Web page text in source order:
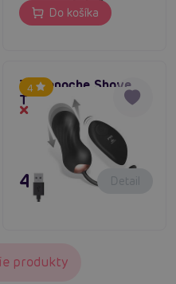
Do košíka
4
Tardenoche Shove
Thrusting Egg
Dočasne vypredané
47,80 € Detail
produkty